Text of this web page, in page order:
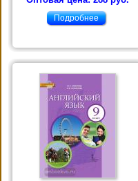
Подробнее